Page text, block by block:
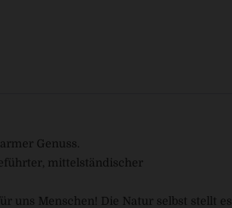
Genuss.
mittelständischer
uns Menschen! Die Natur selbst stellt es